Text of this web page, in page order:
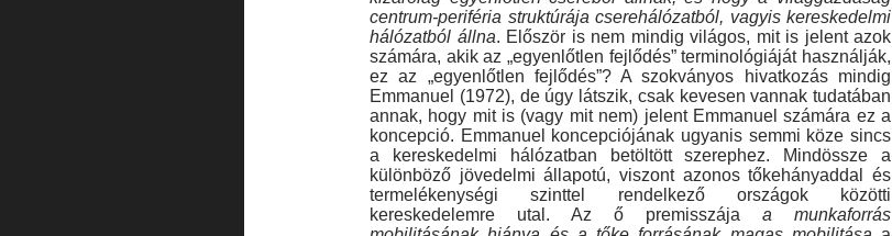
centrum-periféria struktúrája cserehálózatból, vagyis ke­reskedelmi
hálózatból állna. Először is nem mindig világos, mit is jelent azok
számára, akik az „egyenlőtlen fejlődés” terminoló­giáját használják,
ez az „egyenlőtlen fejlődés”? A szokványos hi­vatkozás mindig
Emmanuel (1972), de úgy látszik, csak kevesen vannak tudatában
annak, hogy mit is (vagy mit nem) jelent Em­manuel számára ez a
koncepció. Emmanuel koncepciójának ugyanis semmi köze sincs
a kereskedelmi hálózatban betöltött szerephez. Mindössze a
különböző jövedelmi állapotú, viszont azonos tőkehányaddal és
termelékenységi szinttel rendelkező országok közötti
kereskedelemre utal. Az ő premisszája a mun­kaforrás